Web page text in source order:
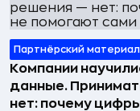
Партнёрский материал
Компании
данные.
нет: почему